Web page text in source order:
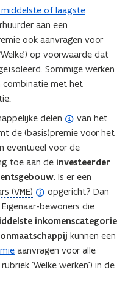
of laagste
aan een
ook aanvragen voor
op voorwaarde dat
Sommige werken
combinatie met het
delen
van het
de (basis)premie voor het
eventueel voor de
toe aan de investeerder
. Is er een
(VME)
opgericht? Dan
bewoners die
inkomenscategorie
kunnen een
aanvragen voor alle
‘Welke werken’) in de